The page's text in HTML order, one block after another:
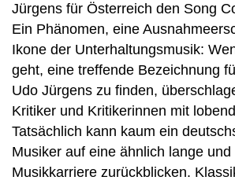
Jürgens für Österreich den Song
Ein Phänomen, eine
Ikone der Unterhaltungsmusik:
geht, eine treffende Bezeichnung
Udo Jürgens zu finden,
Kritiker und Kritikerinnen mit
Tatsächlich kann kaum ein
Musiker auf eine ähnlich lange
Musikkarriere zurückblicken.